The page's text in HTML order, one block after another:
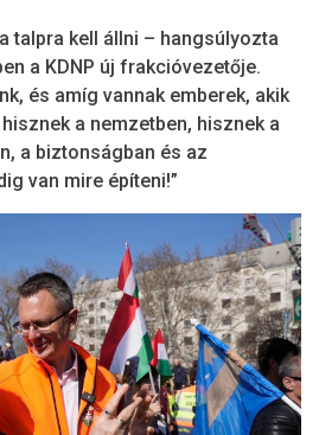
talpra kell állni – hangsúlyozta
a KDNP új frakcióvezetője.
és amíg vannak emberek, akik
a nemzetben, hisznek a
a biztonságban és az
van mire építeni!”